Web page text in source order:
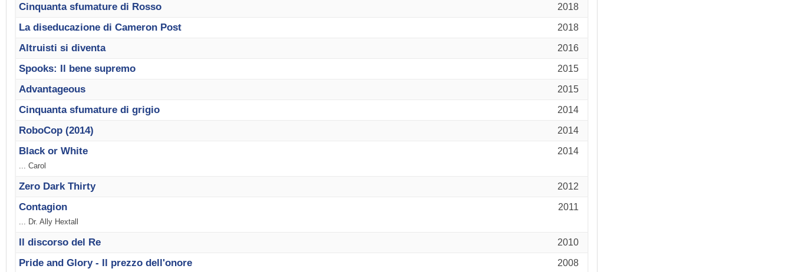
2018
Cinquanta sfumature di Rosso
2018
La diseducazione di Cameron Post
2016
Altruisti si diventa
2015
Spooks: Il bene supremo
2015
Advantageous
2014
Cinquanta sfumature di grigio
2014
RoboCop (2014)
2014
Black or White
... Carol
2012
Zero Dark Thirty
2011
Contagion
... Dr. Ally Hextall
2010
Il discorso del Re
2008
Pride and Glory - Il prezzo dell'onore